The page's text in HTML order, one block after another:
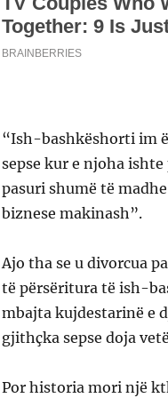
“Ish-bashkëshorti im
sepse kur e njoha
pasuri shumë të
biznese makinash”.
Ajo tha se u divorcua
të përsëritura të ish-
mbajta kujdestarinë e
gjithçka sepse doja
Por historia mori një